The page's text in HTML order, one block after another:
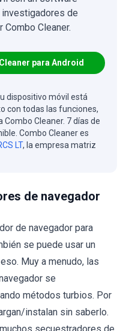
de
Combo Cleaner.
para Android
dispositivo móvil está
con todas las funciones,
Cleaner. 7 días de
Combo Cleaner es
LT, la empresa matriz
de navegador
de navegador para
se puede usar un
Muy a menudo, las
se
métodos turbios. Por
instalan sin saberlo.